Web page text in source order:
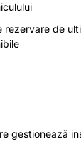
rezervare de
gestionează